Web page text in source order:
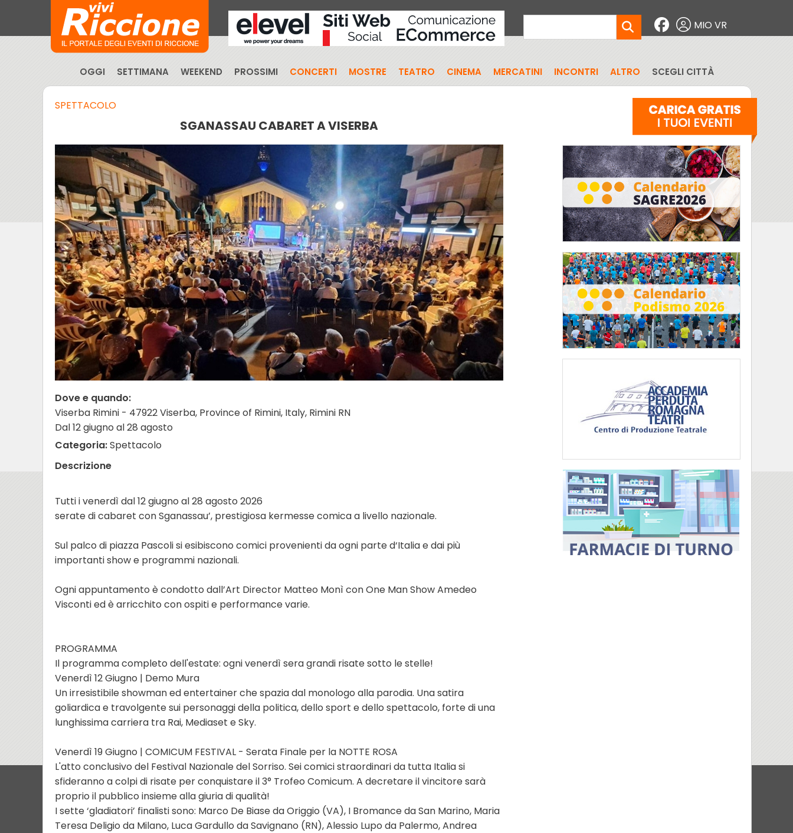
MIO VR
OGGI SETTIMANA WEEKEND PROSSIMI CONCERTI MOSTRE TEATRO CINEMA MERCATINI INCONTRI ALTRO SCEGLI CITTÀ
SPETTACOLO
SGANASSAU CABARET A VISERBA
Dove e quando:
Viserba Rimini - 47922 Viserba, Province of Rimini, Italy, Rimini RN
Dal 12 giugno al 28 agosto
Categoria:Spettacolo
Descrizione
Tutti i venerdì dal 12 giugno al 28 agosto 2026
serate di cabaret con Sganassau’, prestigiosa kermesse comica a livello nazionale.
Sul palco di piazza Pascoli si esibiscono comici provenienti da ogni parte d‘Italia e dai più
importanti show e programmi nazionali.
Ogni appuntamento è condotto dall’Art Director Matteo Monì con One Man Show Amedeo
Visconti ed è arricchito con ospiti e performance varie.
PROGRAMMA
Il programma completo dell'estate: ogni venerdì sera grandi risate sotto le stelle!
Venerdì 12 Giugno | Demo Mura
Un irresistibile showman ed entertainer che spazia dal monologo alla parodia. Una satira
goliardica e travolgente sui personaggi della politica, dello sport e dello spettacolo, forte di una
lunghissima carriera tra Rai, Mediaset e Sky.
Venerdì 19 Giugno | COMICUM FESTIVAL - Serata Finale per la NOTTE ROSA
L'atto conclusivo del Festival Nazionale del Sorriso. Sei comici straordinari da tutta Italia si
sfideranno a colpi di risate per conquistare il 3° Trofeo Comicum. A decretare il vincitore sarà
proprio il pubblico insieme alla giuria di qualità!
I sette ‘gladiatori’ finalisti sono: Marco De Biase da Origgio (VA), I Bromance da San Marino, Maria
Teresa Deligio da Milano, Luca Gardullo da Savignano (RN), Alessio Lupo da Palermo, Andrea